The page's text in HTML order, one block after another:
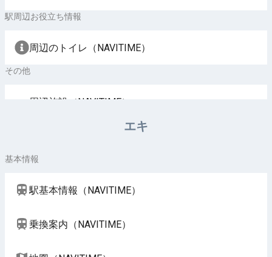
駅周辺お役立ち情報
周辺のトイレ（NAVITIME）
その他
周辺施設（NAVITIME）
エキ
基本情報
駅基本情報（NAVITIME）
乗換案内（NAVITIME）